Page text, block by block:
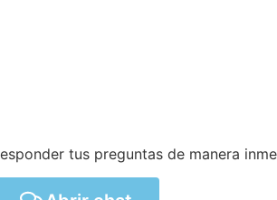
tus preguntas de manera